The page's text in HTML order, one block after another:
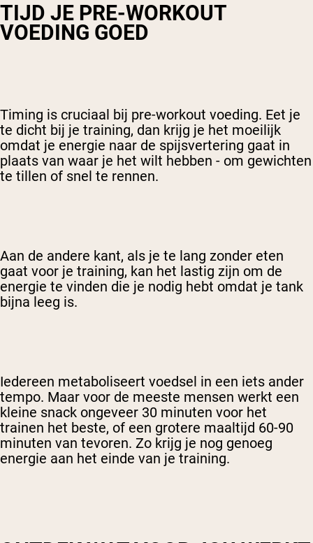
TIJD JE PRE-WORKOUT
VOEDING GOED
Timing is cruciaal bij pre-workout voeding. Eet je
te dicht bij je training, dan krijg je het moeilijk
omdat je energie naar de spijsvertering gaat in
plaats van waar je het wilt hebben - om gewichten
te tillen of snel te rennen.
Aan de andere kant, als je te lang zonder eten
gaat voor je training, kan het lastig zijn om de
energie te vinden die je nodig hebt omdat je tank
bijna leeg is.
Iedereen metaboliseert voedsel in een iets ander
tempo. Maar voor de meeste mensen werkt een
kleine snack ongeveer 30 minuten voor het
trainen het beste, of een grotere maaltijd 60-90
minuten van tevoren. Zo krijg je nog genoeg
energie aan het einde van je training.